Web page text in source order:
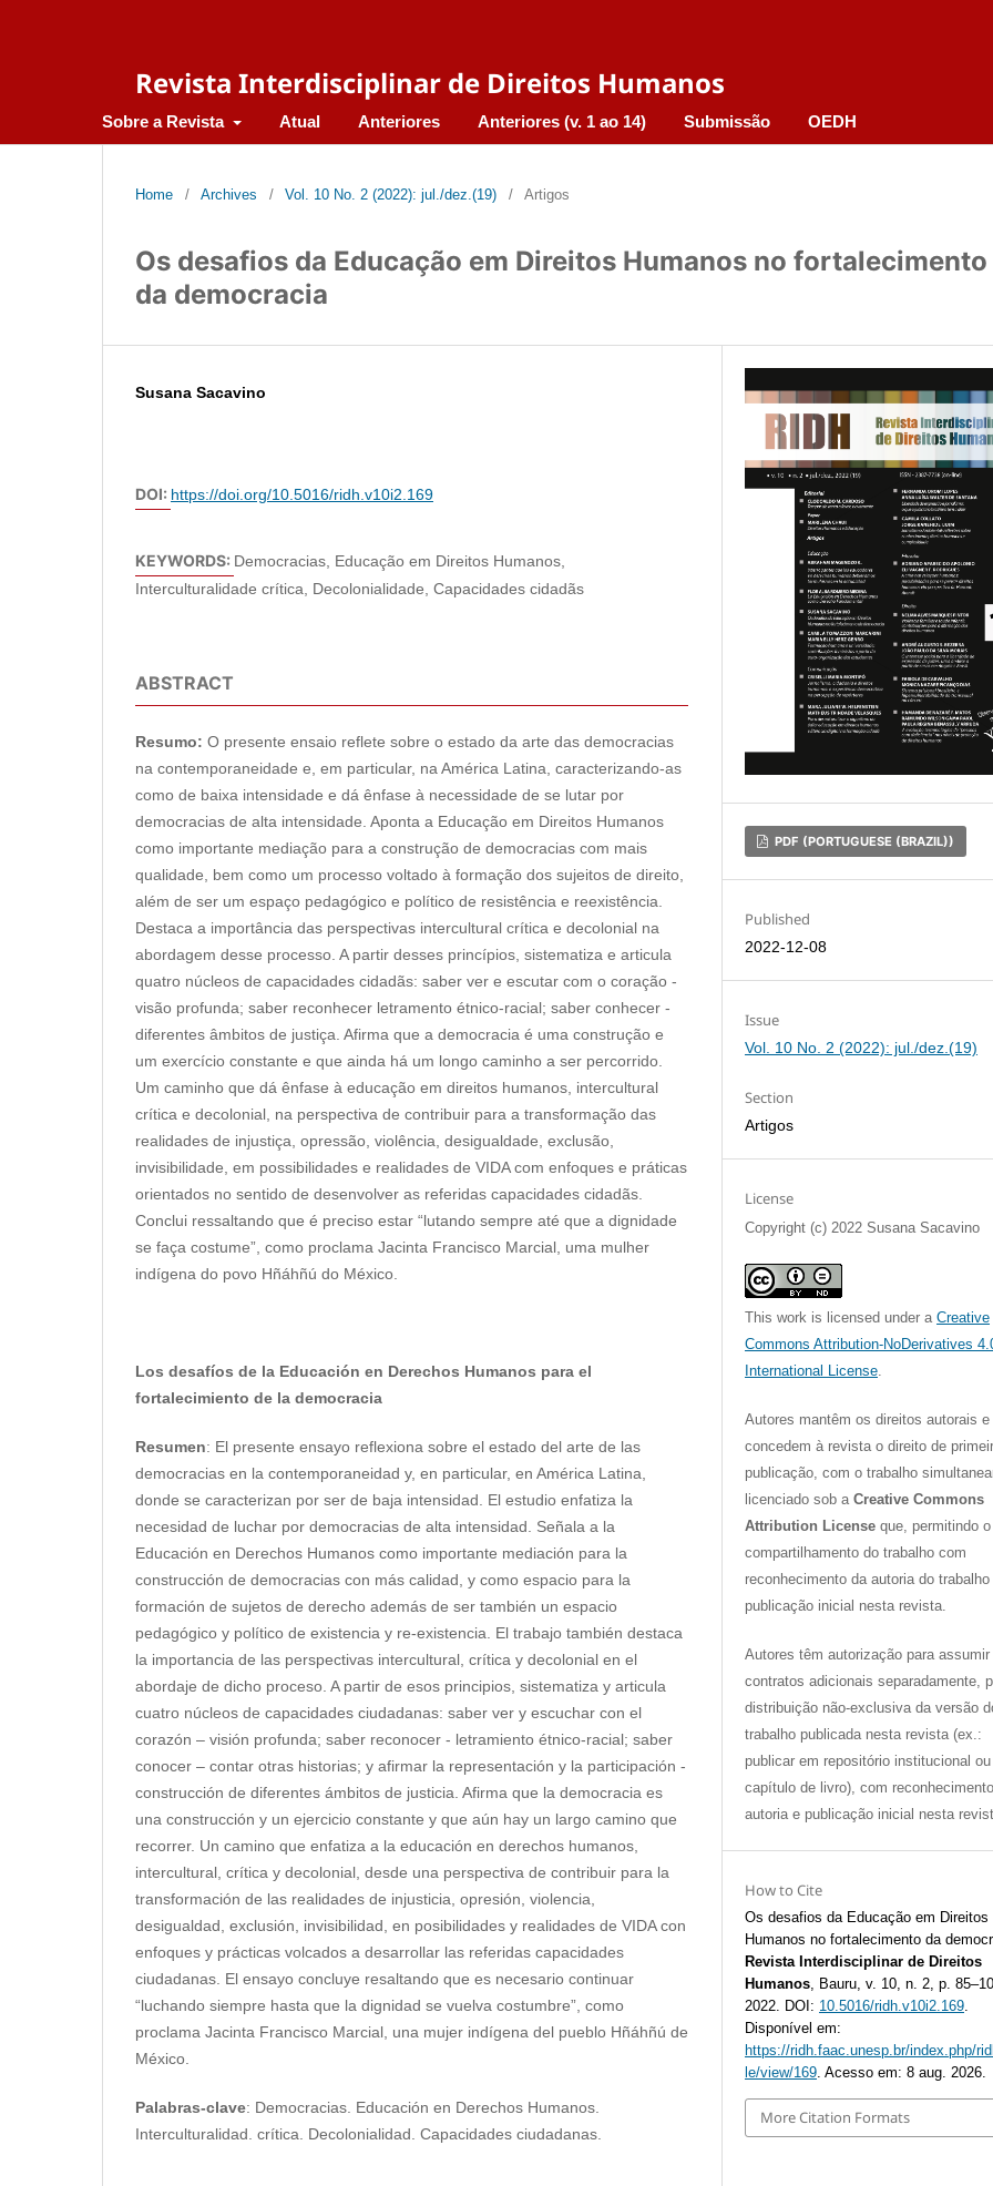
Revista Interdisciplinar de Direitos Humanos
Sobre a Revista Atual Anteriores Anteriores (v. 1 ao 14) Submissão OEDH
Home / Archives / Vol. 10 No. 2 (2022): jul./dez.(19) / Artigos
Os desafios da Educação em Direitos Humanos no fortalecimento
da democracia
Susana Sacavino
DOI: https://doi.org/10.5016/ridh.v10i2.169
KEYWORDS: Democracias, Educação em Direitos Humanos,
Interculturalidade crítica, Decolonialidade, Capacidades cidadãs
ABSTRACT
Resumo: O presente ensaio reflete sobre o estado da arte das democracias
na contemporaneidade e, em particular, na América Latina, caracterizando-as
como de baixa intensidade e dá ênfase à necessidade de se lutar por
democracias de alta intensidade. Aponta a Educação em Direitos Humanos
como importante mediação para a construção de democracias com mais
qualidade, bem como um processo voltado à formação dos sujeitos de direito,
além de ser um espaço pedagógico e político de resistência e reexistência.
Destaca a importância das perspectivas intercultural crítica e decolonial na
abordagem desse processo. A partir desses princípios, sistematiza e articula
quatro núcleos de capacidades cidadãs: saber ver e escutar com o coração -
visão profunda; saber reconhecer letramento étnico-racial; saber conhecer -
diferentes âmbitos de justiça. Afirma que a democracia é uma construção e
um exercício constante e que ainda há um longo caminho a ser percorrido.
Um caminho que dá ênfase à educação em direitos humanos, intercultural
crítica e decolonial, na perspectiva de contribuir para a transformação das
realidades de injustiça, opressão, violência, desigualdade, exclusão,
invisibilidade, em possibilidades e realidades de VIDA com enfoques e práticas
orientados no sentido de desenvolver as referidas capacidades cidadãs.
Conclui ressaltando que é preciso estar “lutando sempre até que a dignidade
se faça costume”, como proclama Jacinta Francisco Marcial, uma mulher
indígena do povo Hñáhñú do México.
Los desafíos de la Educación en Derechos Humanos para el
fortalecimiento de la democracia
Resumen: El presente ensayo reflexiona sobre el estado del arte de las
democracias en la contemporaneidad y, en particular, en América Latina,
donde se caracterizan por ser de baja intensidad. El estudio enfatiza la
necesidad de luchar por democracias de alta intensidad. Señala a la
Educación en Derechos Humanos como importante mediación para la
construcción de democracias con más calidad, y como espacio para la
formación de sujetos de derecho además de ser también un espacio
pedagógico y político de existencia y re-existencia. El trabajo también destaca
la importancia de las perspectivas intercultural, crítica y decolonial en el
abordaje de dicho proceso. A partir de esos principios, sistematiza y articula
cuatro núcleos de capacidades ciudadanas: saber ver y escuchar con el
corazón – visión profunda; saber reconocer - letramiento étnico-racial; saber
conocer – contar otras historias; y afirmar la representación y la participación -
construcción de diferentes ámbitos de justicia. Afirma que la democracia es
una construcción y un ejercicio constante y que aún hay un largo camino que
recorrer. Un camino que enfatiza a la educación en derechos humanos,
intercultural, crítica y decolonial, desde una perspectiva de contribuir para la
transformación de las realidades de injusticia, opresión, violencia,
desigualdad, exclusión, invisibilidad, en posibilidades y realidades de VIDA con
enfoques y prácticas volcados a desarrollar las referidas capacidades
ciudadanas. El ensayo concluye resaltando que es necesario continuar
“luchando siempre hasta que la dignidad se vuelva costumbre”, como
proclama Jacinta Francisco Marcial, una mujer indígena del pueblo Hñáhñú de
México.
Palabras-clave: Democracias. Educación en Derechos Humanos.
Interculturalidad. crítica. Decolonialidad. Capacidades ciudadanas.
PDF (PORTUGUESE (BRAZIL))
Published
2022-12-08
Issue
Vol. 10 No. 2 (2022): jul./dez.(19)
Section
Artigos
License
Copyright (c) 2022 Susana Sacavino
This work is licensed under aCreative
Commons Attribution-NoDerivatives
International License
Autores mantêm os direitos autorais e
concedem à revista o direito de
publicação, com o trabalho
licenciado sob aCreative Commons
Attribution License que, permitindo o
compartilhamento do trabalho com
reconhecimento da autoria do trabalho
publicação inicial nesta revista.
Autores têm autorização para assumir
contratos adicionais separadamente,
distribuição não-exclusiva da versão
trabalho publicada nesta revista (ex.:
publicar em repositório institucional
capítulo de livro), com
autoria e publicação inicial nesta
How to Cite
Os desafios da Educação em Direitos
Humanos no fortalecimento da
Revista Interdisciplinar de Direitos
Humanos, Bauru, v. 10, n. 2, p.
2022. DOI: 10.5016/ridh.v10i2.169.
Disponível em:
https://ridh.faac.unesp.br/index.php/
le/view/169. Acesso em: 8 aug. 2026.
More Citation Formats